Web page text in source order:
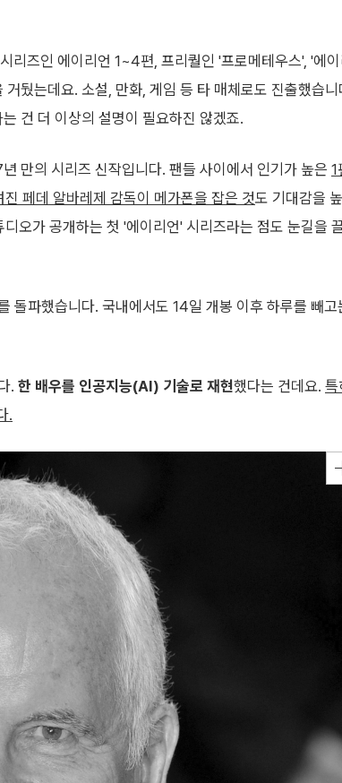
리즈인 에이리언 1~4편, 프리퀄인 '프로메테우스', '에이
거뒀는데요. 소설, 만화, 게임 등 타 매체로도 진출했습니
건 더 이상의 설명이 필요하진 않겠죠.
만의 시리즈 신작입니다. 팬들 사이에서 인기가 높은 1
페데 알바레제 감독이 메가폰을 잡은 것도 기대감을
오가 공개하는 첫 '에이리언' 시리즈라는 점도 눈길을
돌파했습니다. 국내에서도 14일 개봉 이후 하루를 빼고
. 한 배우를 인공지능(AI) 기술로 재현했다는 건데요. 특
.